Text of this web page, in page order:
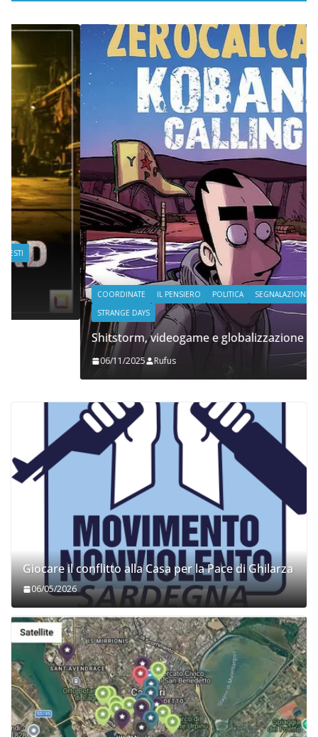
COORDINATE IL PENSIERO POLITICA
SEGNALAZIONI
STRANGE DAYS
Shitstorm, videogame e globalizzazione
Rufus
Giocare il conflitto alla Casa per la Pace di Ghilarza
06/05/2026